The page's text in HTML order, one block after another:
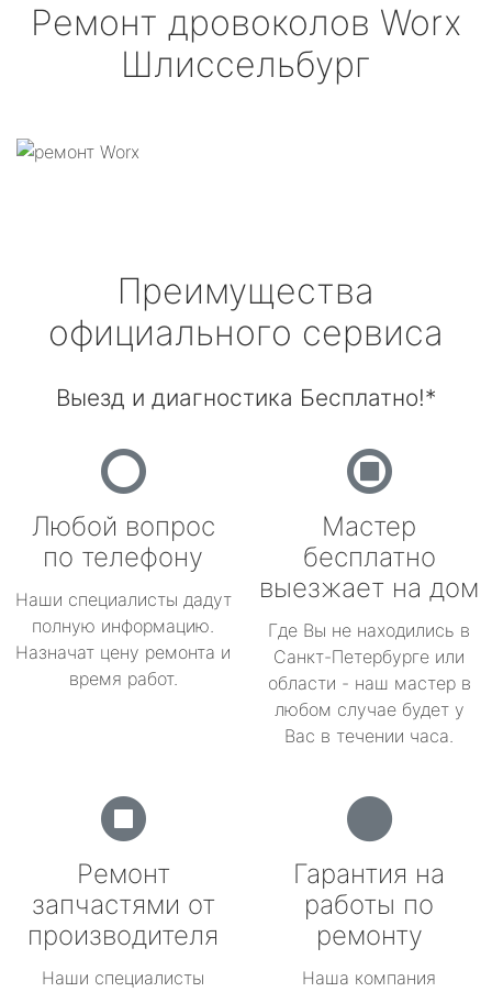
Ремонт дровоколов Worx
Шлиссельбург
Преимущества
официального сервиса
Выезд и диагностика Бесплатно!*
Любой вопрос
по телефону
Наши специалисты дадут
полную информацию.
Назначат цену ремонта и
время работ.
Мастер
бесплатно
выезжает на дом
Где Вы не находились в
Санкт-Петербурге или
области - наш мастер в
любом случае будет у
Вас в течении часа.
Ремонт
запчастями от
производителя
Наши специалисты
Гарантия на
работы по
ремонту
Наша компания